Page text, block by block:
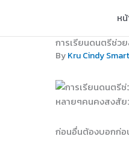
content
ห
การเรียนดนตรีช่ว
ByKru Cindy
หลายๆคนคงสงสัย
ก่อนอื่นต้องบอกก่อ